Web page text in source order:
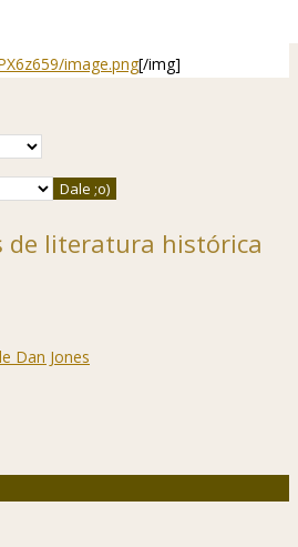
image.png[/img]
de literatura histórica